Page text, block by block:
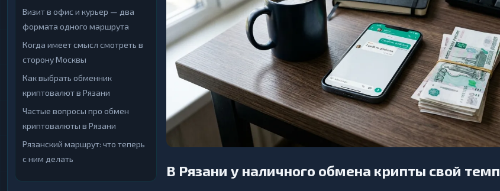
Визит в офис и курьер — два
формата одного маршрута
Когда имеет смысл смотреть в
сторону Москвы
Как выбрать обменник
криптовалют в Рязани
Частые вопросы про обмен
криптовалюты в Рязани
Рязанский маршрут: что теперь
с ним делать
В Рязани у наличного обмена крипты свой темп
Деньги
13
и карты
Денежные
переводы
Наличные 17
Электронные
Деньги
▶
Банковские счета
и карты
25
Денежные
переводы
17 ▶